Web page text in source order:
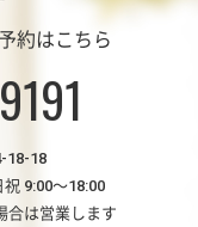
約はこちら
18-18
9:00～18:00
は営業します